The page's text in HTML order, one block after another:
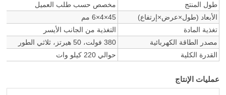
طول المنتج
مخصص حسب طلب العميل
الأبعاد (طول×عرض×إرتفاع)
45×4×6 مم
تغذية المادة
التغذية من الجانب الأيسر
مصدر الطاقة الكهربائية
380 فولت، 50 هيرتز، ثلاثي الطور
القدرة الكلية
حوالي 220 كيلو وات
عمليات الإنتاج